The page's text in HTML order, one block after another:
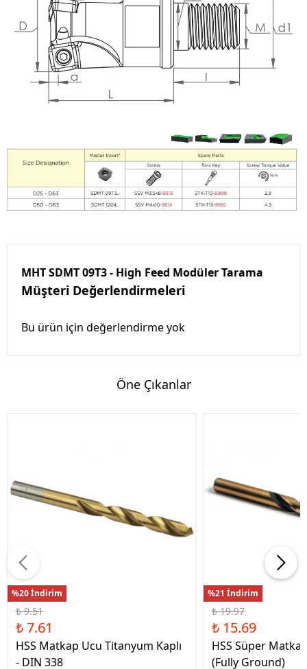
MHT SDMT 09T3 - High Feed Modüler Tarama
Müşteri Değerlendirmeleri
Bu ürün için değerlendirme yok
Öne Çıkanlar
%20 İndirim
₺ 9.51
₺ 7.61
HSS Matkap Ucu Titanyum Kaplı
- DIN 338
%21 İndirim
₺ 19.97
₺ 15.69
HSS Süper
(Fully Ground)